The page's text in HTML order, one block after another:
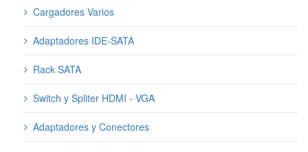
Cargadores Varios
Adaptadores IDE-SATA
Rack SATA
Switch y Spliter HDMI - VGA
Adaptadores y Conectores